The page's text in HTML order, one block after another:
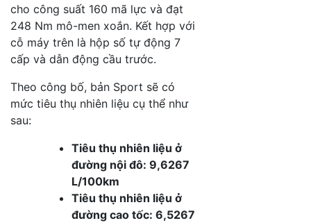
cho công suất 160 mã lực và đạt
248 Nm mô-men xoắn. Kết hợp với
cỗ máy trên là hộp số tự động 7
cấp và dẫn động cầu trước.
Theo công bố, bản Sport sẽ có
mức tiêu thụ nhiên liệu cụ thể như
sau:
Tiêu thụ nhiên liệu ở
đường nội đô: 9,6267
L/100km
Tiêu thụ nhiên liệu ở
đường cao tốc: 6,5267